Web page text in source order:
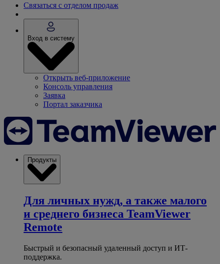
Связаться с отделом продаж
Вход в систему
Открыть веб-приложение
Консоль управления
Заявка
Портал заказчика
Продукты
Для личных нужд, а также малого
и среднего бизнеса TeamViewer
Remote
Быстрый и безопасный удаленный доступ и ИТ-
поддержка.